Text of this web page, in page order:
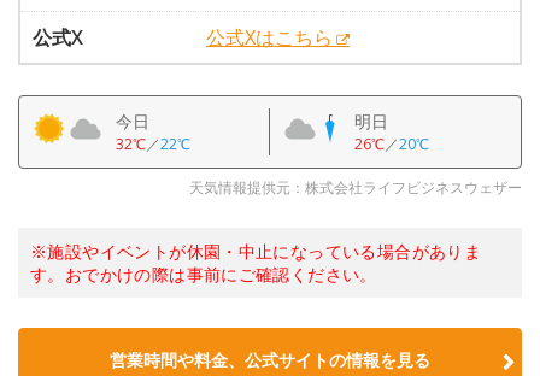
公式X
公式Xはこちら
今日
32℃／22℃
明日
26℃／20℃
天気情報提供元：株式会社ライフビジネスウェザー
※施設やイベントが休園・中止になっている場合がありま
す。おでかけの際は事前にご確認ください。
営業時間や料金、公式サイトの情報を見る